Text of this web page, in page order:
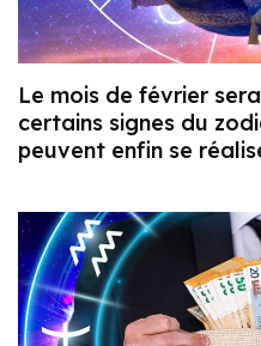
Le mois de février
certains signes du
peuvent enfin se